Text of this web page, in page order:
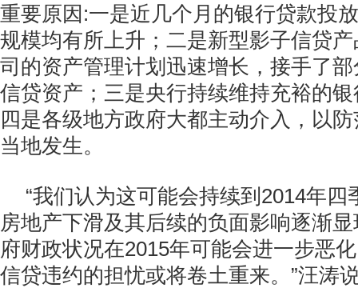
重要原因:一是近几个月的银行贷款投
规模均有所上升；二是新型影子信贷
司的资产管理计划迅速增长，接手了
信贷资产；三是央行持续维持充裕的
四是各级地方政府大都主动介入，以
当地发生。
“我们认为这可能会持续到2014年四
房地产下滑及其后续的负面影响逐渐
府财政状况在2015年可能会进一步恶
信贷违约的担忧或将卷土重来。”汪涛